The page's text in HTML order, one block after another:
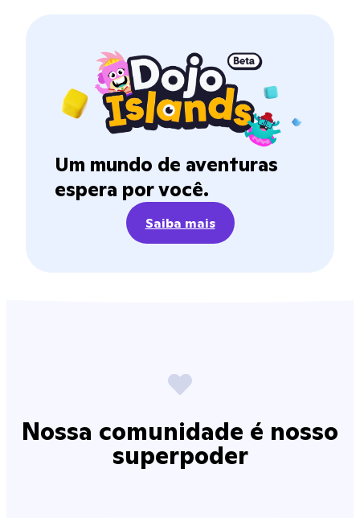
Um mundo de aventuras
espera por você.
Saiba mais
Nossa comunidade é nosso
superpoder